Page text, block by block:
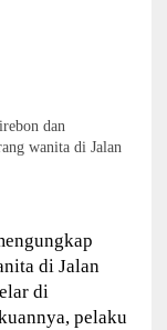
dan
wanita di Jalan
di Jalan
di
pelaku